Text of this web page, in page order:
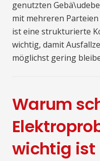
genutzten
mit mehreren
ist eine strukturierte
wichtig, damit
möglichst gering
Warum
wichtig ist